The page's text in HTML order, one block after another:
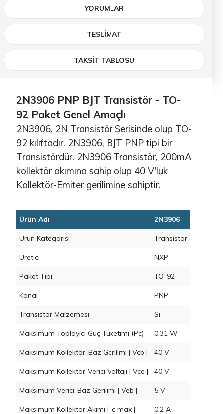
YORUMLAR
TESLIMAT
TAKSİT TABLOSU
2N3906 PNP BJT Transistör - TO-
92 Paket Genel Amaçlı
2N3906, 2N Transistör Serisinde olup TO-
92 kılıftadır. 2N3906, BJT PNP tipi bir
Transistördür. 2N3906 Transistör, 200mA
kollektör akımına sahip olup 40 V'luk
Kollektör-Emiter gerilimine sahiptir.
Ürün Adı 2N3906
Ürün Kategorisi Transistör
Üretici NXP
Paket Tipi TO-92
Kanal PNP
Transistör Malzemesi Si
Maksimum Toplayıcı Güç Tüketimi (Pc) 0.31 W
Maksimum Kollektör-Baz Gerilimi | Vcb | 40 V
Maksimum Kollektör-Verici Voltajı | Vce | 40 V
Maksimum Verici-Baz Gerilimi | Veb | 5 V
Maksimum Kollektör Akımı | Ic max | 0.2 A